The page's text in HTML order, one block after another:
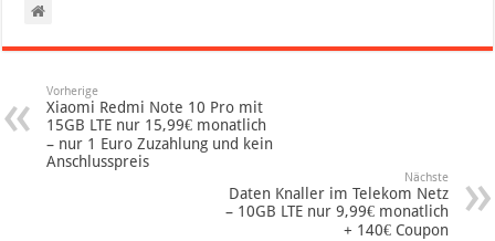
Vorherige
Xiaomi Redmi Note 10 Pro mit
15GB LTE nur 15,99€ monatlich
– nur 1 Euro Zuzahlung und kein
Anschlusspreis
Nächste
Daten Knaller im Telekom Netz
– 10GB LTE nur 9,99€ monatlich
+ 140€ Coupon